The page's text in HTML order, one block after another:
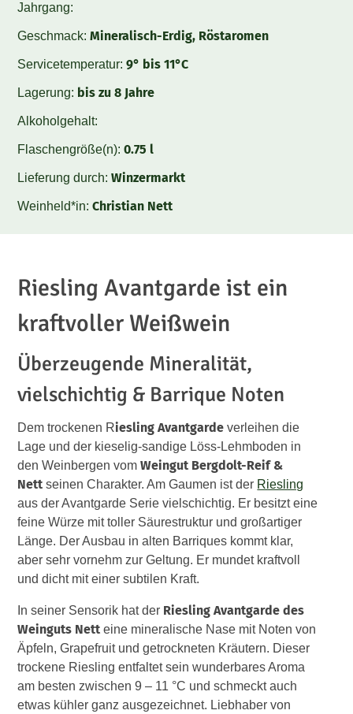
Jahrgang:
Geschmack:Mineralisch-Erdig, Röstaromen
Servicetemperatur:9° bis 11°C
Lagerung: bis zu 8 Jahre
Alkoholgehalt:
Flaschengröße(n):0.75 l
Lieferung durch:Winzermarkt
Weinheld*in:Christian Nett
Riesling Avantgarde ist ein
kraftvoller Weißwein
Überzeugende Mineralität,
vielschichtig & Barrique Noten
Dem trockenen Riesling Avantgarde verleihen die
Lage und der kieselig-sandige Löss-Lehmboden in
den Weinbergen vomWeingut Bergdolt-Reif &
Nett seinen Charakter. Am Gaumen ist der Riesling
aus der Avantgarde Serie vielschichtig. Er besitzt eine
feine Würze mit toller Säurestruktur und großartiger
Länge. Der Ausbau in alten Barriques kommt klar,
aber sehr vornehm zur Geltung. Er mundet kraftvoll
und dicht mit einer subtilen Kraft.
In seiner Sensorik hat der Riesling Avantgarde des
Weinguts Netteine mineralische Nase mit Noten von
Äpfeln, Grapefruit und getrockneten Kräutern. Dieser
trockene Riesling entfaltet sein wunderbares Aroma
am besten zwischen 9 – 11 °C und schmeckt auch
etwas kühler ganz ausgezeichnet. Liebhaber von